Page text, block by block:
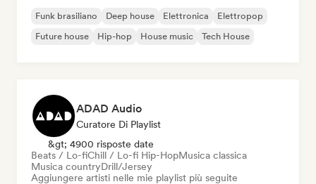
Funk brasiliano Deep house Elettronica
Elettropop
Future house
Hip-hop House music Tech House
ADAD Audio
Curatore Di Playlist
&gt; 4900 risposte date
Beats / Lo-fiChill / Lo-fi Hip-HopMusica classica
Musica countryDrill/Jersey
Aggiungere artisti nelle mie playlist più seguite